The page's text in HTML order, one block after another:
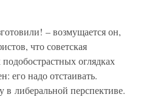
– возмущается он,
что советская
оглядках
его надо отстаивать.
в либеральной перспективе.